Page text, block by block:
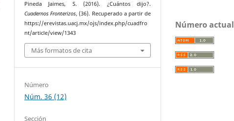
Pineda Jaimes, S. (2016). ¿Cuántos dijo?.
Cuadernos Fronterizos, (36). Recuperado a partir de
https://erevistas.uacj.mx/ojs/index.php/cuadfro
nt/article/view/1343
Más formatos de cita
Número
Núm. 36 (12)
Sección
Número actual